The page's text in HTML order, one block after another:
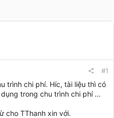
#1
trình chi phí. Híc, tài liệu thì có
trong chu trình chi phí …
cho TThanh xin với.